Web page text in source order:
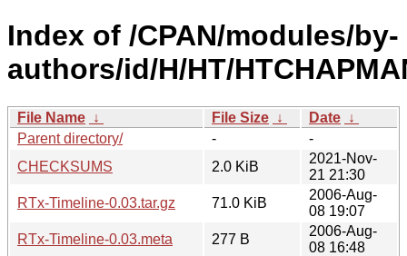
Index of /CPAN/modules/by-
authors/id/H/HT/
File Name ↓ File Size ↓ Date ↓
Parent directory/
-
-
CHECKSUMS
2.0 KiB
2021-Nov-
21 21:30
RTx-Timeline-0.03.tar.gz
71.0 KiB
2006-Aug-
08 19:07
RTx-Timeline-0.03.meta
277 B
2006-Aug-
08 16:48